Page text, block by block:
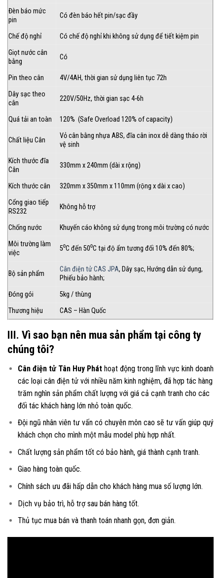
Đèn báo mức
pin
Có đèn báo hết pin/sạc đầy
Chế độ nghỉ
Có chế độ nghỉ khi không sử dụng để tiết kiệm pin
Giọt nước cân
bằng
Có
Pin theo cân
4V/4AH, thời gian sử dụng liên tục 72h
Dây sạc theo
cân
220V/50Hz, thời gian sạc 4-6h
Quá tải an toàn 120% (Safe Overload 120% of capacity)
Chất liệu Cân
Vỏ cân bằng nhựa ABS, đĩa cân inox dễ dàng tháo rời
vệ sinh
Kích thước đĩa
Cân
330mm x 240mm (dài x rộng)
Kích thước cân
320mm x 350mm x 110mm (rộng x dài x cao)
Cổng giao tiếp
RS232
Không hỗ trợ
Chống nước
Khuyến cáo không sử dụng trong môi trường có nước
Môi trường làm
việc
5⁰C đến 50⁰C tại độ ẩm tương đối 10% đến 80%;
Bộ sản phẩm
Cân điện tử CAS JPA, Dây sạc, Hướng dẫn sử dụng,
Phiếu bảo hành;
Đóng gói
5kg / thùng
Thương hiệu
CAS – Hàn Quốc
III. Vì sao bạn nên mua sản phẩm tại công ty
chúng tôi?
Cân điện tử Tân Huy Pháthoạt động trong lĩnh vực kinh doanh
các loại cân điện tửvới nhiều năm kinh nghiệm, đã hợp tác hàng
trăm nghìn sản phẩm chất lượng với giá cả cạnh tranh cho các
đối tác khách hàng lớn nhỏ toàn quốc.
Đội ngũ nhân viên tư vấn có chuyên môn cao sẽ tư vấn giúp quý
khách chọn cho mình một mẫu model phù hợp nhất.
Chất lượng sản phẩm tốt có bảo hành, giá thành cạnh tranh.
Giao hàng toàn quốc.
Chính sách ưu đãi hấp dẫn cho khách hàng mua số lượng lớn.
Dịch vụ bảo trì, hỗ trợ sau bán hàng tốt.
Thủ tục mua bán và thanh toán nhanh gọn, đơn giản.